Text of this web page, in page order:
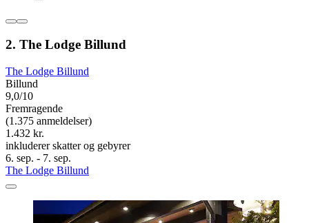
2. The Lodge Billund
The Lodge Billund
Billund
9,0/10
Fremragende
(1.375 anmeldelser)
1.432 kr.
inkluderer skatter og gebyrer
6. sep. - 7. sep.
The Lodge Billund